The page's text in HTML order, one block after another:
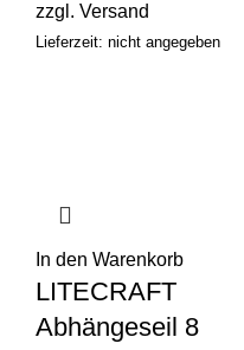
zzgl. Versand
Lieferzeit: nicht angegeben
In den Warenkorb
LITECRAFT
Abhängeseil 8